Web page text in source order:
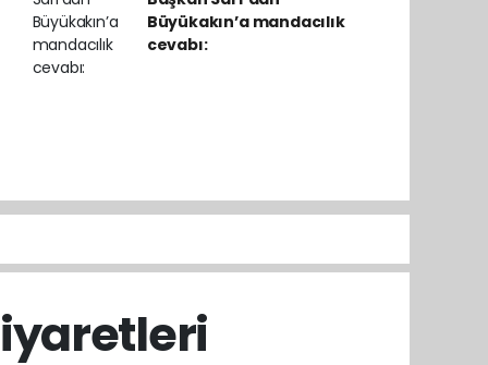
Büyükakın’a mandacılık
cevabı: